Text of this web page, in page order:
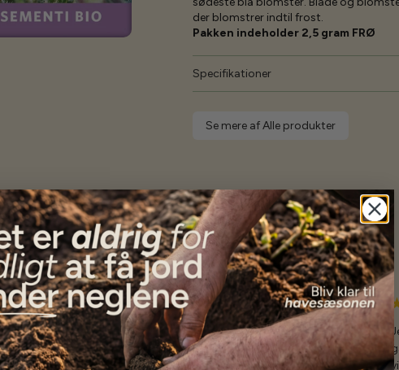
der blomstrer indtil frost.
Pakken indeholder 2,5 gram FRØ
Specifikationer
Se mere af Alle produkter
Vores kundersiger...
Alle frøene er endnu ikke i jorden, men kundeservice